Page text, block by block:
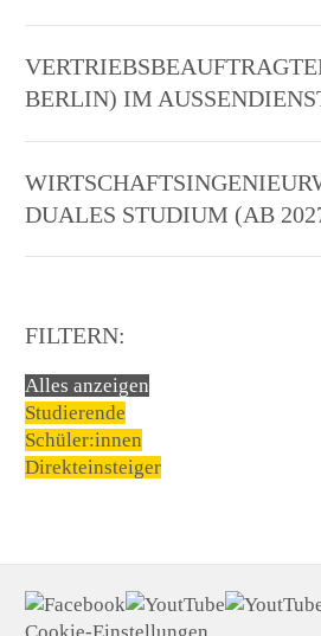
BERLIN) IM
DUALES STUDIUM (AB
FILTERN:
Alles anzeigen
Studierende
Schüler:innen
Direkteinsteiger
Cookie-Einstellungen